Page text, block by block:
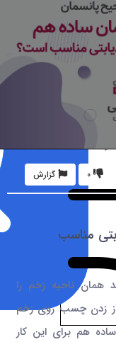
گزارش 0
مناسب
همان ناحیه زخم را
از زدن چسب روی زخم
هم برای این کار